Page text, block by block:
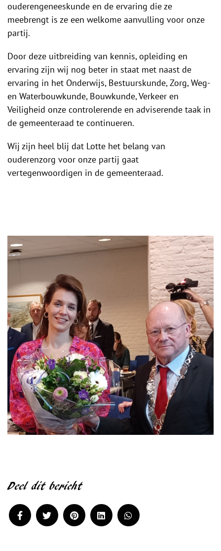
ouderengeneeskunde en de ervaring die ze
meebrengt is ze een welkome aanvulling voor onze
partij.
Door deze uitbreiding van kennis, opleiding en
ervaring zijn wij nog beter in staat met naast de
ervaring in het Onderwijs, Bestuurskunde, Zorg, Weg-
en Waterbouwkunde, Bouwkunde, Verkeer en
Veiligheid onze controlerende en adviserende taak in
de gemeenteraad te continueren.
Wij zijn heel blij dat Lotte het belang van
ouderenzorg voor onze partij gaat
vertegenwoordigen in de gemeenteraad.
Deel dit bericht